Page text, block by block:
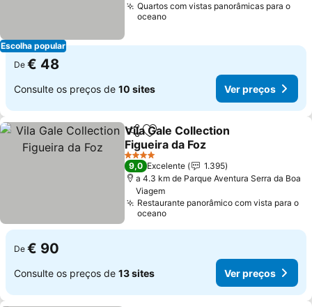
Escolha popular
Quartos com vistas panorâmicas para o
oceano
De € 48
Consulte os preços de 10 sites Ver preços
PartilharAdicionar aos favoritos
Vila Gale Collection
Figueira da Foz
4 Estrelas
9,0 Excelente
1.395
a 4.3 km de Parque Aventura Serra da Boa
Viagem
Restaurante panorâmico com vista para o
oceano
De € 90
Consulte os preços de 13 sites Ver preços